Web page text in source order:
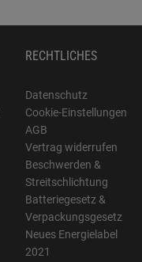
RECHTLICHES
Datenschutz
Cookie-Einstellungen
AGB
Vertrag widerrufen
Beschwerden &
Streitschlichtung
Batteriegesetz &
Verpackungsgesetz
Neues Energielabel
2021